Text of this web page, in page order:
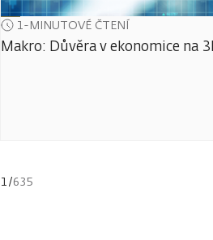
1-MINUTOVÉ ČTENÍ
Makro: Důvěra v ekonomice na
1/635